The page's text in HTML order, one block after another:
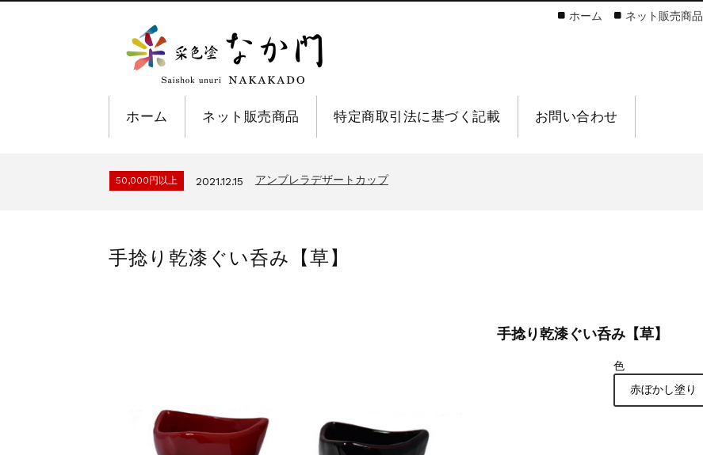
ホーム ネット販売商品 特定商取引法に基づく記載 お問い合わせ
ホーム ネット販売商品
50,000円以上 2021.12.15 アンブレラデザートカップ
手捻り乾漆ぐい呑み【草】
手捻り乾漆ぐい呑み【草】
色
赤ぼかし塗り